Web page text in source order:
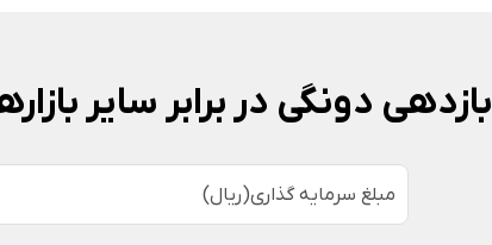
بازدهی دونگی در برابر سایر
مبلغ سرمایه گذاری(ریال)